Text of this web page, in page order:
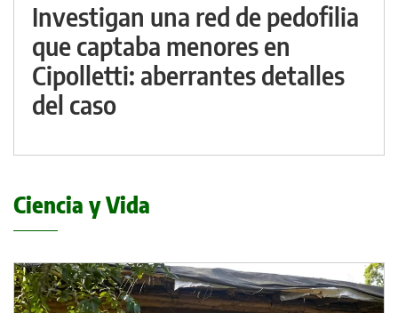
Investigan una red de pedofilia
que captaba menores en
Cipolletti: aberrantes detalles
del caso
Ciencia y Vida